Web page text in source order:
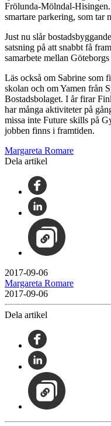
Frölunda-Mölndal-
smartare parkering, som tar
Just nu slår
satsning på att snabbt få
samarbete mellan
Läs också om Sabrine som
skolan och om Yamen från
Bostadsbolaget. I år firar
har många aktiviteter på
missa inte Future skills på
jobben finns i framtiden.
Margareta Romare
Dela artikel
2017-09-06
Margareta Romare
2017-09-06
Dela artikel